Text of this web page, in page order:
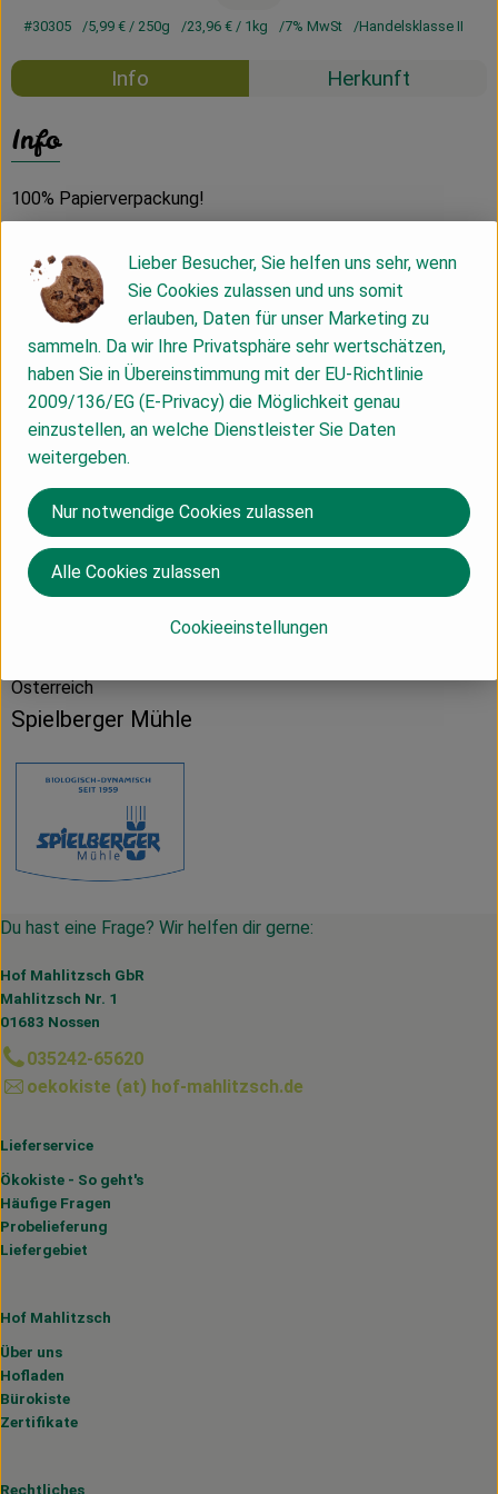
#30305 5,99 € / 250g 23,96 € / 1kg 7% MwSt Handelsklasse II
Info Herkunft
Info
100% Papierverpackung!
Produktinformationen
Zutaten
Nährwert-Info
Produktdatenblatt
Österreich
Spielberger Mühle
Du hast eine Frage? Wir helfen dir gerne:
Hof Mahlitzsch GbR
Mahlitzsch Nr. 1
01683 Nossen
035242-65620
oekokiste (at) hof-mahlitzsch.de
Lieferservice
Ökokiste - So geht's
Häufige Fragen
Probelieferung
Liefergebiet
Hof Mahlitzsch
Über uns
Hofladen
Bürokiste
Zertifikate
Rechtliches
Lieber Besucher, Sie helfen uns sehr, wenn
Sie Cookies zulassen und uns somit
erlauben, Daten für unser Marketing zu
sammeln. Da wir Ihre Privatsphäre sehr wertschätzen,
haben Sie in Übereinstimmung mit der EU-Richtlinie
2009/136/EG (E-Privacy) die Möglichkeit genau
einzustellen, an welche Dienstleister Sie Daten
weitergeben.
Cookieeinstellungen
Nur notwendige Cookies zulassen
Alle Cookies zulassen